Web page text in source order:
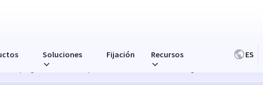
Soluciones Fijación Recursos ES
preguntas frecuentes para una administración más inteligente